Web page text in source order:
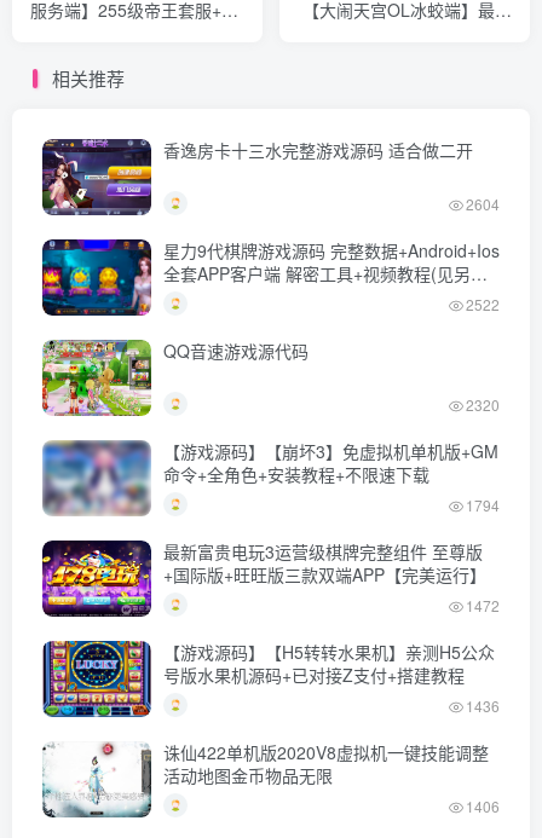
服务端】255级帝王套服+15
+全部工具箱
【大闹天宫OL冰蛟端】最新
相关推荐
香逸房卡十三水完整游戏源码 适合做二开
2604
星力9代棋牌游戏源码 完整数据+Android+Ios
全套APP客户端 解密工具+视频教程(见另个
链接)
2522
QQ音速游戏源代码
2320
【游戏源码】【崩坏3】免虚拟机单机版+GM
命令+全角色+安装教程+不限速下载
1794
最新富贵电玩3运营级棋牌完整组件 至尊版
+国际版+旺旺版三款双端APP【完美运行】
1472
【游戏源码】【H5转转水果机】亲测H5公众
号版水果机源码+已对接Z支付+搭建教程
1436
诛仙422单机版2020V8虚拟机一键技能调整
活动地图金币物品无限
1406